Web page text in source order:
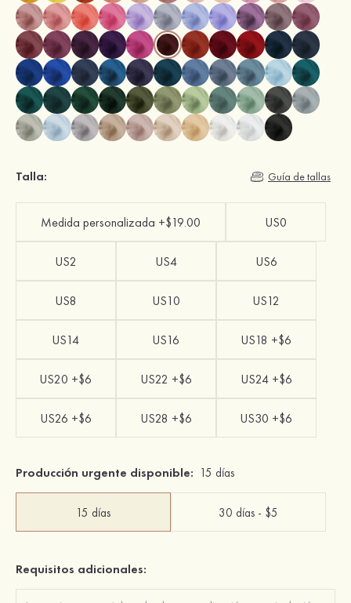
Talla: Guía de tallas
Medida personalizada +$19.00 US0
US2 US4 US6
US8 US10 US12
US14 US16 US18 +$6
US20 +$6 US22 +$6 US24 +$6
US26 +$6 US28 +$6 US30 +$6
Producción urgente disponible: 15 días
15 días 30 días - $5
Requisitos adicionales: